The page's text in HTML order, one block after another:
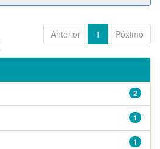
Anterior 1 Póximo
2
1
1